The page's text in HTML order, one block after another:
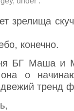
зрелища
конечно.
БГ Маша и
о
тренд